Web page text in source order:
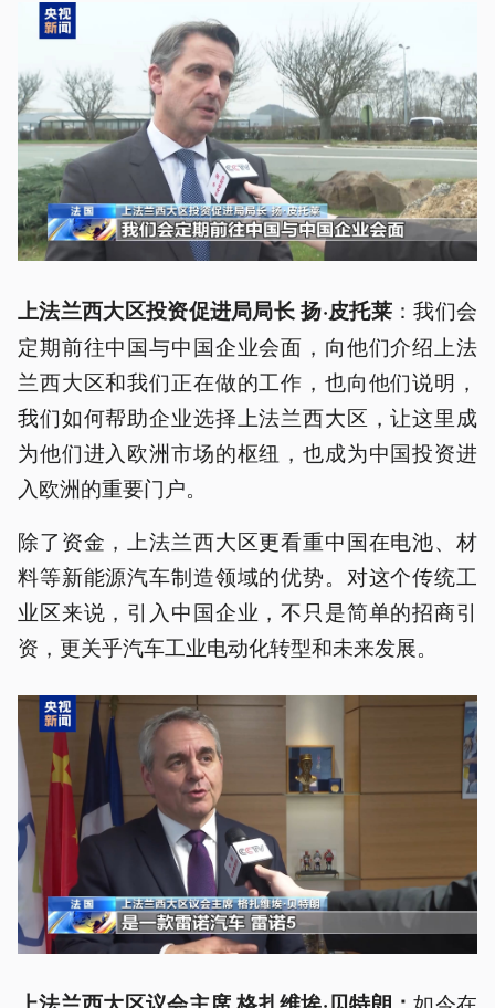
上法兰西大区投资促进局局长 扬·皮托莱 ：我们会
定期前往中国与中国企业会面，向他们介绍上法
兰西大区和我们正在做的工作，也向他们说明，
我们如何帮助企业选择上法兰西大区，让这里成
为他们进入欧洲市场的枢纽，也成为中国投资进
入欧洲的重要门户。
除了资金，上法兰西大区更看重中国在电池、材
料等新能源汽车制造领域的优势。对这个传统工
业区来说，引入中国企业，不只是简单的招商引
资，更关乎汽车工业电动化转型和未来发展。
如今在